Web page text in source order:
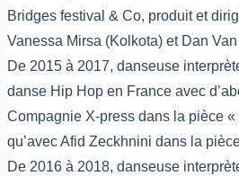
Bridges festival & Co, produit et
Vanessa Mirsa (Kolkota) et Dan
De 2015 à 2017, danseuse
danse Hip Hop en France avec
Compagnie X-press dans la pièce
qu’avec Afid Zeckhnini dans la
De 2016 à 2018, danseuse